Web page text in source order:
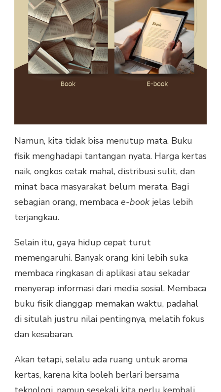
Namun, kita tidak bisa menutup mata. Buku
fisik menghadapi tantangan nyata. Harga kertas
naik, ongkos cetak mahal, distribusi sulit, dan
minat baca masyarakat belum merata. Bagi
sebagian orang, membaca e-book jelas lebih
terjangkau.
Selain itu, gaya hidup cepat turut
memengaruhi. Banyak orang kini lebih suka
membaca ringkasan di aplikasi atau sekadar
menyerap informasi dari media sosial. Membaca
buku fisik dianggap memakan waktu, padahal
di situlah justru nilai pentingnya, melatih fokus
dan kesabaran.
Akan tetapi, selalu ada ruang untuk aroma
kertas, karena kita boleh berlari bersama